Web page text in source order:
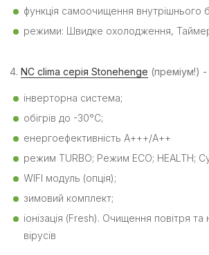
функція самоочищення внутрішнього
режими: Швидке охолодження,
4. NC clima серія Stonehenge (преміум!) -
інверторна система;
обігрів до -30°C;
енергоефективність А+++/А++
режим TURBO; Режим ECO; HEALTH;
WIFI модуль (опція);
зимовий комплект;
іонізація (Fresh). Очищення повітря та
вірусів